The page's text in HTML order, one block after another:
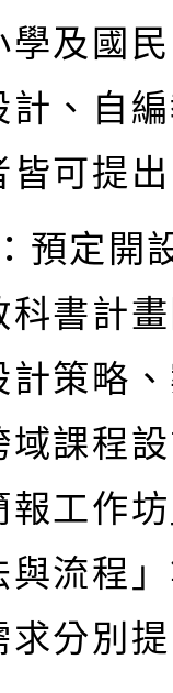
學及國
計、自
皆可提
預定開
科書計
計策略
域課程
報工作
與流程
求分別